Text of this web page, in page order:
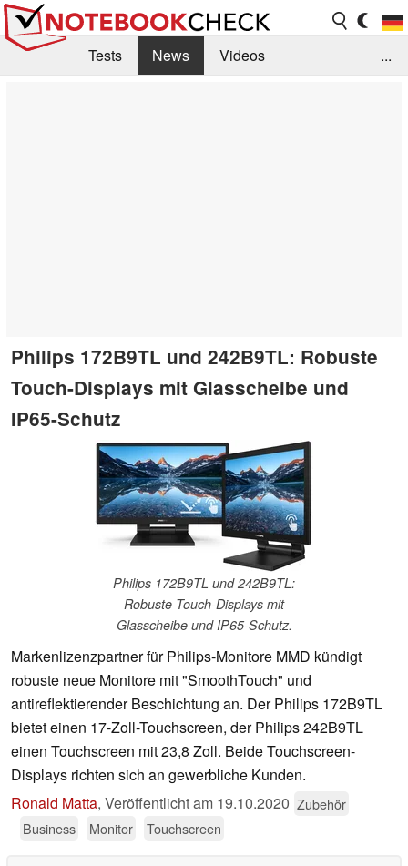
Tests News
Videos
...
Philips 172B9TL und 242B9TL: Robuste
Touch-Displays mit Glasscheibe und
IP65-Schutz
Philips 172B9TL und 242B9TL:
Robuste Touch-Displays mit
Glasscheibe und IP65-Schutz.
Markenlizenzpartner für Philips-Monitore MMD kündigt
robuste neue Monitore mit "SmoothTouch" und
antireflektierender Beschichtung an. Der Philips 172B9TL
bietet einen 17-Zoll-Touchscreen, der Philips 242B9TL
einen Touchscreen mit 23,8 Zoll. Beide Touchscreen-
Displays richten sich an gewerbliche Kunden.
Ronald Matta, Veröffentlicht am 19.10.2020 Zubehör
Business
Monitor Touchscreen